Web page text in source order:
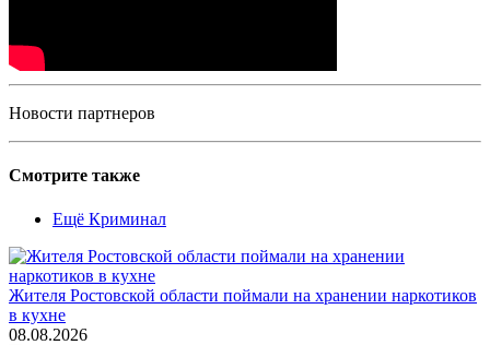
Новости партнеров
Смотрите также
Ещё Криминал
Жителя Ростовской области поймали на хранении наркотиков
в кухне
08.08.2026